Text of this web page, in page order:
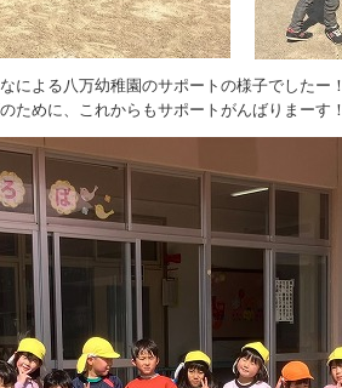
による八万幼稚園のサポートの様子でしたー！
ために、これからもサポートがんばりまーす！